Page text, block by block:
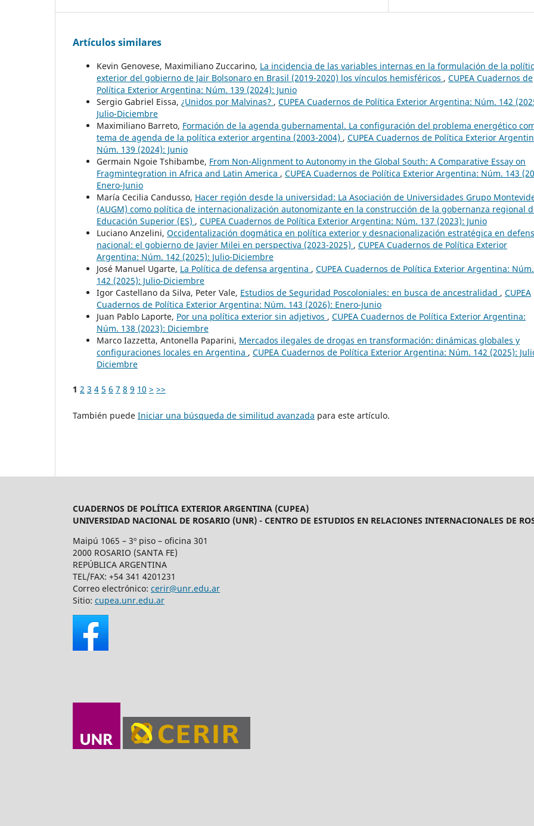
Artículos similares
Kevin Genovese, Maximiliano Zuccarino, La incidencia de las variables internas en la formulación de la
exterior del gobierno de Jair Bolsonaro en Brasil (2019-2020) los vínculos hemisféricos , CUPEA Cuadernos de
Política Exterior Argentina: Núm. 139 (2024): Junio
Sergio Gabriel Eissa, ¿Unidos por Malvinas? , CUPEA Cuadernos de Política Exterior Argentina: Núm. 142
Julio-Diciembre
Maximiliano Barreto, Formación de la agenda gubernamental. La configuración del problema energético
tema de agenda de la política exterior argentina (2003-2004) , CUPEA Cuadernos de Política Exterior
Núm. 139 (2024): Junio
Germain Ngoie Tshibambe, From Non-Alignment to Autonomy in the Global South: A Comparative Essay on
Fragmintegration in Africa and Latin America , CUPEA Cuadernos de Política Exterior Argentina: Núm. 143
Enero-Junio
María Cecilia Candusso, Hacer región desde la universidad: La Asociación de Universidades Grupo
(AUGM) como política de internacionalización autonomizante en la construcción de la gobernanza regional
Educación Superior (ES) , CUPEA Cuadernos de Política Exterior Argentina: Núm. 137 (2023): Junio
Luciano Anzelini, Occidentalización dogmática en política exterior y desnacionalización estratégica en
nacional: el gobierno de Javier Milei en perspectiva (2023-2025) , CUPEA Cuadernos de Política Exterior
Argentina: Núm. 142 (2025): Julio-Diciembre
José Manuel Ugarte, La Política de defensa argentina , CUPEA Cuadernos de Política Exterior Argentina: Núm.
142 (2025): Julio-Diciembre
Igor Castellano da Silva, Peter Vale, Estudios de Seguridad Poscoloniales: en busca de ancestralidad , CUPEA
Cuadernos de Política Exterior Argentina: Núm. 143 (2026): Enero-Junio
Juan Pablo Laporte, Por una política exterior sin adjetivos , CUPEA Cuadernos de Política Exterior Argentina:
Núm. 138 (2023): Diciembre
Marco Iazzetta, Antonella Paparini, Mercados ilegales de drogas en transformación: dinámicas globales y
configuraciones locales en Argentina , CUPEA Cuadernos de Política Exterior Argentina: Núm. 142 (2025):
Diciembre
1 2 3 4 5 6 7 8 9 10 > >>
También puede Iniciar una búsqueda de similitud avanzada para este artículo.
CUADERNOS DE POLÍTICA EXTERIOR ARGENTINA (CUPEA)
UNIVERSIDAD NACIONAL DE ROSARIO (UNR) - CENTRO DE ESTUDIOS EN RELACIONES INTERNACIONALES DE
Maipú 1065 – 3º piso – oficina 301
2000 ROSARIO (SANTA FE)
REPÚBLICA ARGENTINA
TEL/FAX: +54 341 4201231
Correo electrónico: cerir@unr.edu.ar
Sitio: cupea.unr.edu.ar